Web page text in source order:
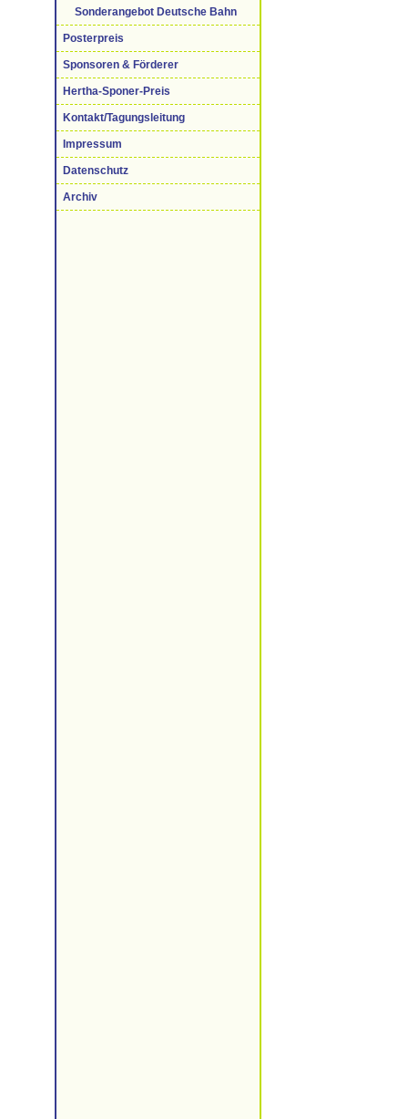
Sonderangebot Deutsche Bahn
Posterpreis
Sponsoren & Förderer
Hertha-Sponer-Preis
Kontakt/Tagungsleitung
Impressum
Datenschutz
Archiv